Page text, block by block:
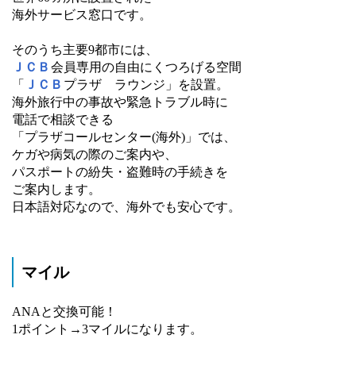
海外サービス窓口です。
そのうち主要9都市には、
ＪＣＢ 会員専用の自由にくつろげる空間
「
ＪＣＢ プラザ ラウンジ」を設置。
海外旅行中の事故や緊急トラブル時に
電話で相談できる
「プラザコールセンター(海外)」では、
ケガや病気の際のご案内や、
パスポートの紛失・盗難時の手続きを
ご案内します。
日本語対応なので、海外でも安心です。
マイル
ANAと交換可能！
1ポイント→3マイルになります。